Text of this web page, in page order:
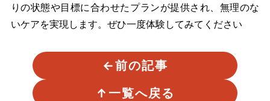
りの状態や目標に合わせたプランが提供され、無理のな
いケアを実現します。ぜひ一度体験してみてください
←前の記事
↑ 一覧へ戻る